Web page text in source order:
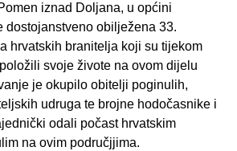
iznad Doljana, u općini
dostojanstveno obilježena 33.
hrvatskih branitelja koji su tijekom
svoje živote na ovom dijelu
je okupilo obitelji poginulih,
udruga te brojne hodočasnike i
odali počast hrvatskim
na ovim područjjima.